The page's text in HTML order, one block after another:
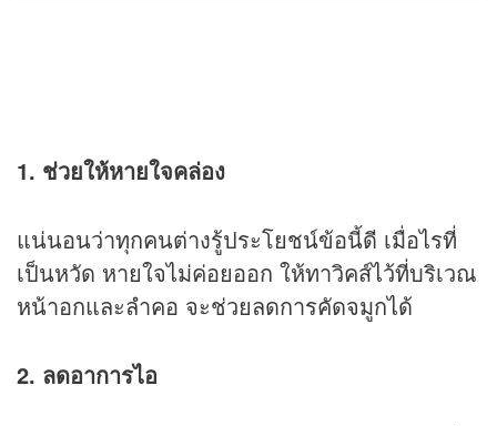
1. ช่วยให้หายใจคล่อง
แน่นอนว่าทุกคนต่างรู้ประโยชน์ข้อนี้ดี เมื่อไรที่
เป็นหวัด หายใจไม่ค่อยออก ให้ทาวิคส์ไว้ที่บริเวณ
หน้าอกและลำคอ จะช่วยลดการคัดจมูกได้
2. ลดอาการไอ